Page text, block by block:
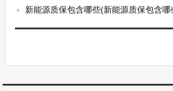
新能源质保包含哪些(新能源质保包含哪